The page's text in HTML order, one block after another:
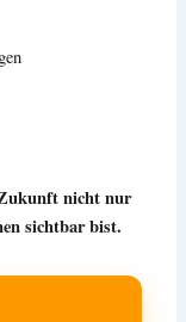
nicht nur
sichtbar bist.